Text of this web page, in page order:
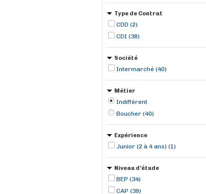
Lalinde (2)
Linars (2)
Neuvic-sur-l'Isle (2)
Saucats (2)
Type de Contrat
CDD (2)
CDI (38)
Société
Intermarché (40)
Métier
Indifférent
Boucher (40)
Expérience
Junior (2 à 4 ans) (1)
Niveau d'étude
BEP (34)
CAP (39)